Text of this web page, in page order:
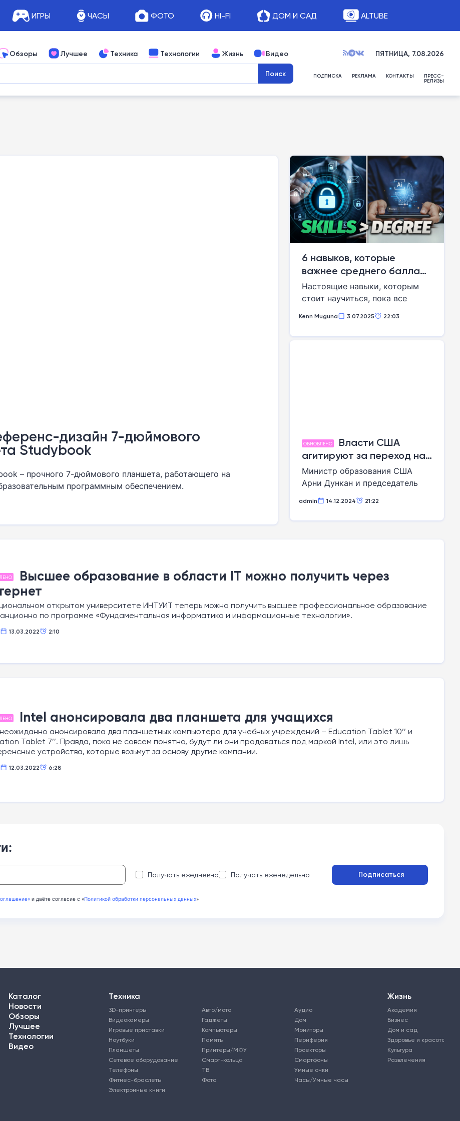
ИГРЫ ЧАСЫ ФОТО HI-FI ДОМ И САД ALTUBE
Обзоры Лучшее Техника Технологии Жизнь Видео ПЯТНИЦА, 7.08.2026
ПОДПИСКА РЕКЛАМА КОНТАКТЫ ПРЕСС-
РЕЛИЗЫ
дизайн 7-дюймового
Studybook
– прочного 7-дюймового планшета, работающего на
программным обеспечением.
6 навыков, которые
важнее среднего балла
аттестата
Настоящие навыки, которым
стоит научиться, пока все
остальные гонятся за
криптовалютными мечтами и
посещают дорогие курсы.
Kenn Muguna 3.07.2025 22:03
ОБНОВЛЕНО
Власти США
агитируют за переход на
электронные учебники
Министр образования США
Арни Дункан и председатель
Федерального агентства по
связи Джулиус Геначовски
обратились к представителям
обычных бумажных учебников к
admin 14.12.2024 21:22
Высшее образование в области IT можно получить через
открытом университете ИНТУИТ теперь можно получить высшее профессиональное образование
по программе «Фундаментальная информатика и информационные технологии».
13.03.2022 2:10
Intel анонсировала два планшета для учащихся
анонсировала два планшетных компьютера для учебных учреждений – Education Tablet 10’’ и
Tablet 7’’. Правда, пока не совсем понятно, будут ли они продаваться под маркой Intel, или это лишь
устройства, которые возьмут за основу другие компании.
12.03.2022 6:28
Получать ежедневно Получать еженедельно Подписаться
и даёте согласие с «Политикой обработки персональных данных»
Каталог
Новости
Обзоры
Лучшее
Техника
3D-принтеры Авто/мото
Аудио
Видеокамеры
Гаджеты
Дом
Игровые приставки
Компьютеры
Мониторы
Ноутбуки
Память
Периферия
Планшеты
Принтеры/МФУ
Проекторы
Сетевое оборудование
Смарт-кольца
Смартфоны
Телефоны
ТВ
Умные очки
Фитнес-браслеты
Фото
Часы/Умные часы
Электронные книги
Технологии
Жизнь
Академия
Бизнес
Дом и сад
Здоровье и красота
Культура
Развлечения
Видео